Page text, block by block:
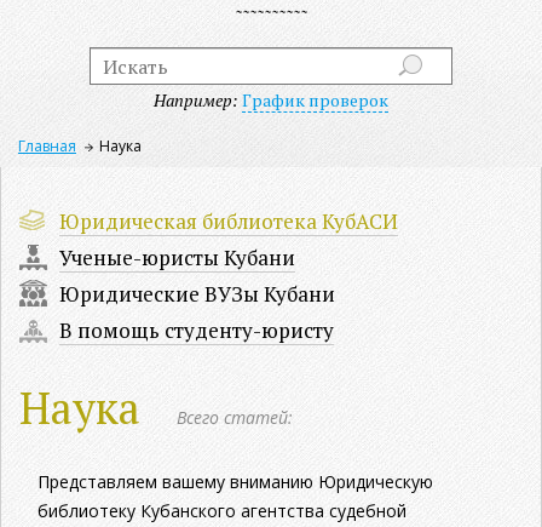
Например: График проверок
Главная Наука
Юридическая библиотека КубАСИ
Ученые-юристы Кубани
Юридические ВУЗы Кубани
В помощь студенту-юристу
Наука Всего статей:
Представляем вашему вниманию Юридическую
библиотеку Кубанского агентства судебной